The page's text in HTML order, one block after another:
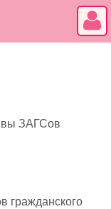
ЗАГСов
гражданского